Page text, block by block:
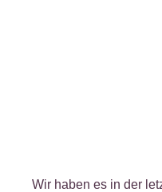
Wir haben es in der